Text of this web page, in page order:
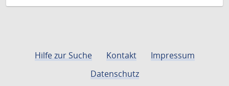
Hilfe zur Suche Kontakt
Impressum
Datenschutz